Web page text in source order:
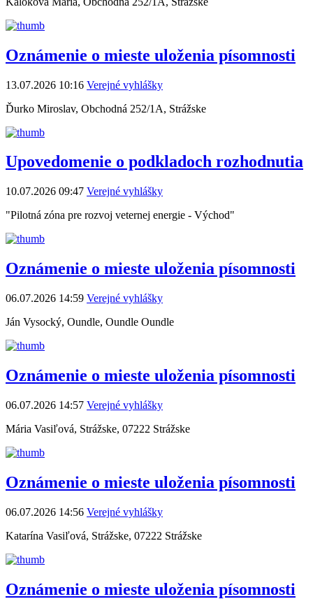
Oznámenie o mieste uloženia písomnosti
13.07.2026 10:16 Verejné vyhlášky
Ďurko Miroslav, Obchodná 252/1A, Strážske
Upovedomenie o podkladoch rozhodnutia
10.07.2026 09:47 Verejné vyhlášky
"Pilotná zóna pre rozvoj veternej energie - Východ"
Oznámenie o mieste uloženia písomnosti
06.07.2026 14:59 Verejné vyhlášky
Ján Vysocký, Oundle, Oundle Oundle
Oznámenie o mieste uloženia písomnosti
06.07.2026 14:57 Verejné vyhlášky
Mária Vasiľová, Strážske, 07222 Strážske
Oznámenie o mieste uloženia písomnosti
06.07.2026 14:56 Verejné vyhlášky
Katarína Vasiľová, Strážske, 07222 Strážske
Oznámenie o mieste uloženia písomnosti